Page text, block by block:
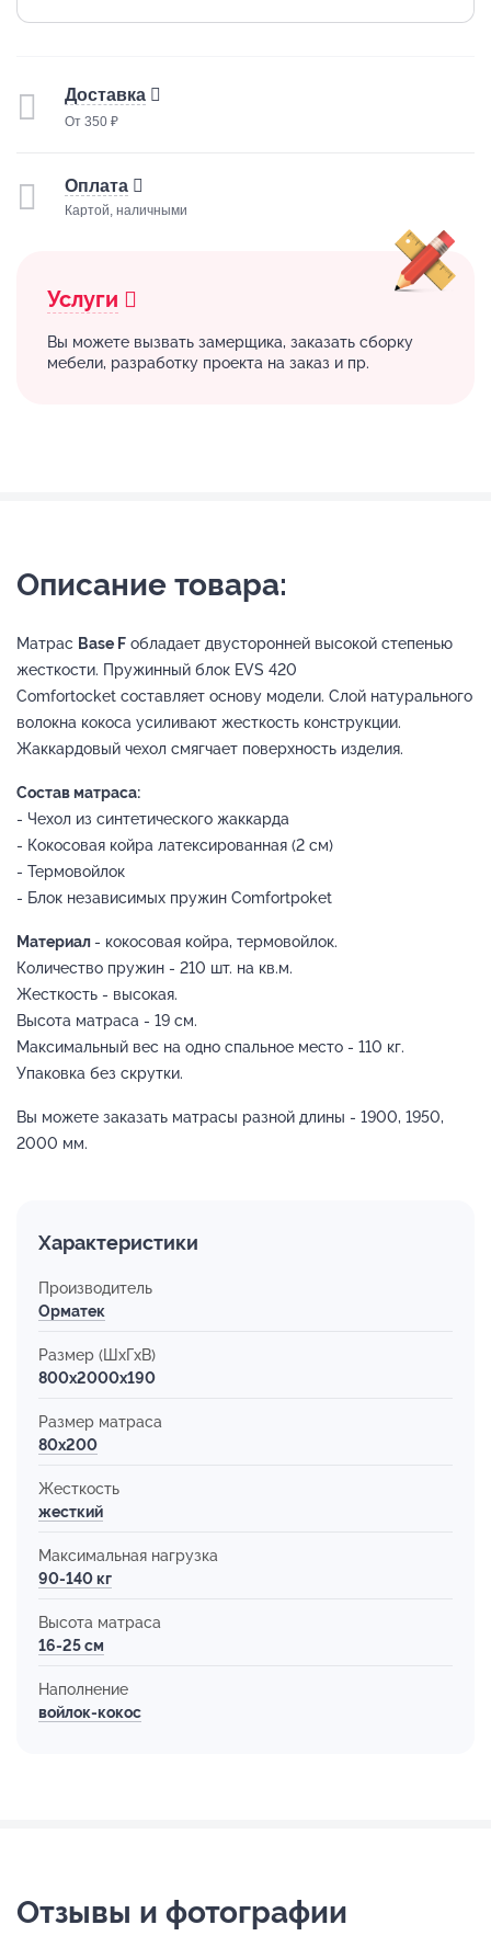
Доставка
От 350 ₽
Оплата
Картой, наличными
Услуги
Вы можете вызвать замерщика, заказать сборку
мебели, разработку проекта на заказ и пр.
Описание товара:
Матрас Base F обладает двусторонней высокой степенью
жесткости. Пружинный блок EVS 420
Comfortocket составляет основу модели. Слой натурального
волокна кокоса усиливают жесткость конструкции.
Жаккардовый чехол смягчает поверхность изделия.
Состав матраса:
- Чехол из синтетического жаккарда
- Кокосовая койра латексированная (2 см)
- Термовойлок
- Блок независимых пружин Comfortpoket
Материал - кокосовая койра, термовойлок.
Количество пружин - 210 шт. на кв.м.
Жесткость - высокая.
Высота матраса - 19 см.
Максимальный вес на одно спальное место - 110 кг.
Упаковка без скрутки.
Вы можете заказать матрасы разной длины - 1900, 1950,
2000 мм.
Характеристики
Производитель
Орматек
Размер (ШхГхВ)
800x2000x190
Размер матраса
80х200
Жесткость
жесткий
Максимальная нагрузка
90-140 кг
Высота матраса
16-25 см
Наполнение
войлок-кокос
Отзывы и фотографии